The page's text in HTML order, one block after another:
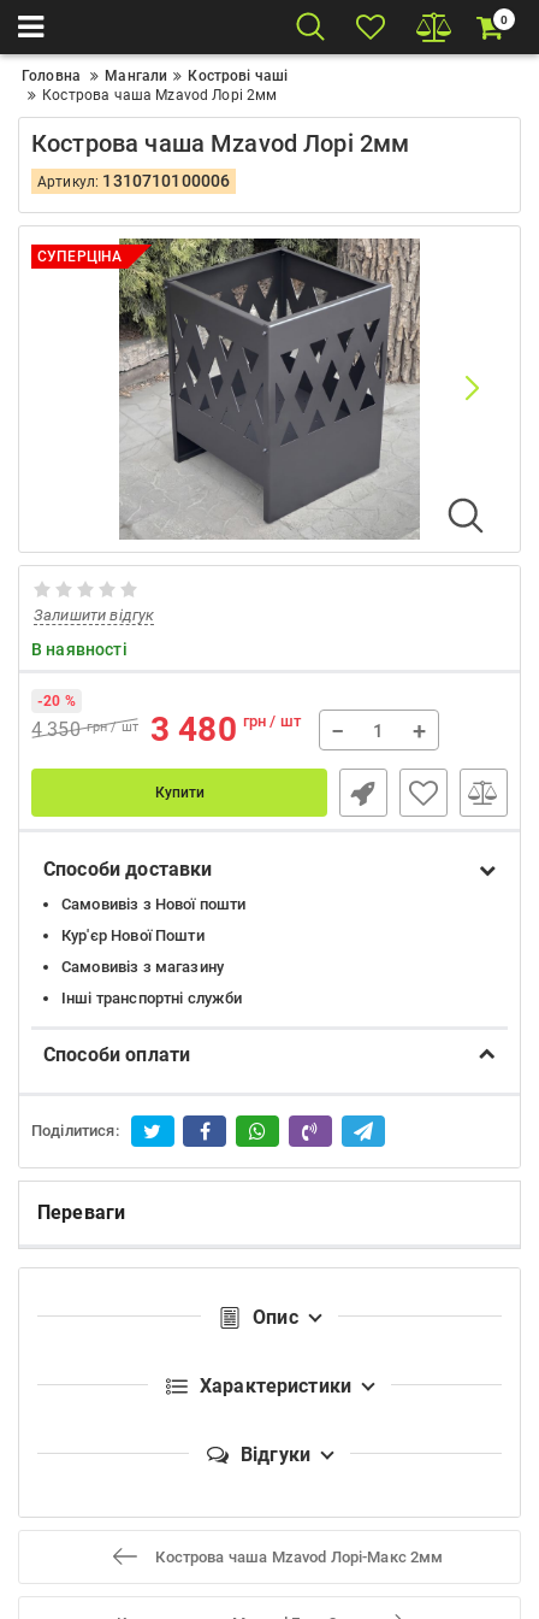
0
Головна Мангали
Кострові чаші
Кострова чаша Mzavod Лорі 2мм
Кострова чаша Mzavod Лорі 2мм
Артикул: 1310710100006
СУПЕРЦІНА
Залишити відгук
В наявності
4 350 грн / шт 3 480 грн / шт
-20 %
− +
Купити
Способи доставки
Самовивіз з Нової пошти
Кур'єр Нової Пошти
Самовивіз з магазину
Інші транспортні служби
Способи оплати
Поділитися:
Переваги
Опис
Характеристики
Відгуки
Кострова чаша Mzavod Лорі-Макс 2мм